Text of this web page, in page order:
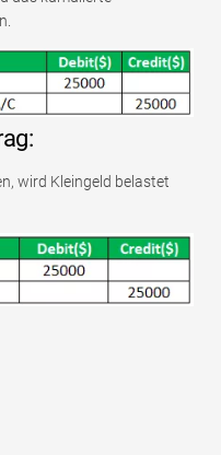
wird Kleingeld belastet